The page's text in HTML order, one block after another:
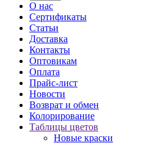
О нас
Сертификаты
Статьи
Доставка
Контакты
Оптовикам
Оплата
Прайс-лист
Новости
Возврат и обмен
Колорирование
Таблицы цветов
Новые краски